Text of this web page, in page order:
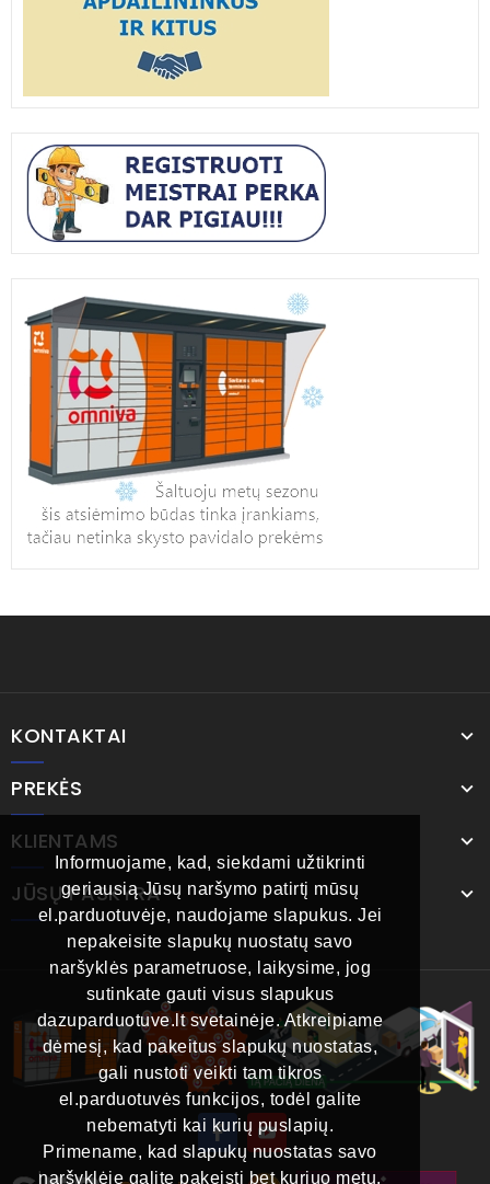
Informuojame, kad, siekdami užtikrinti
geriausią Jūsų naršymo patirtį mūsų
el.parduotuvėje, naudojame slapukus. Jei
nepakeisite slapukų nuostatų savo
naršyklės parametruose, laikysime, jog
sutinkate gauti visus slapukus
dazuparduotuve.lt svetainėje. Atkreipiame
dėmesį, kad pakeitus slapukų nuostatas,
gali nustoti veikti tam tikros
el.parduotuvės funkcijos, todėl galite
nebematyti kai kurių puslapių.
Primename, kad slapukų nuostatas savo
naršyklėje galite pakeisti bet kuriuo metu.
KONTAKTAI
PREKĖS
KLIENTAMS
JŪSŲ PASKYRA